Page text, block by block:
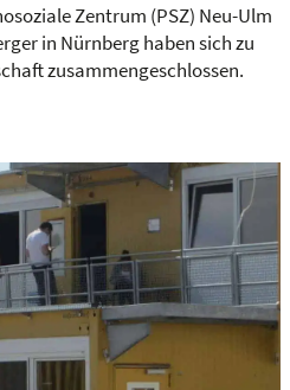
Zentrum (PSZ) Neu-Ulm
in Nürnberg haben sich zu
zusammengeschlossen.